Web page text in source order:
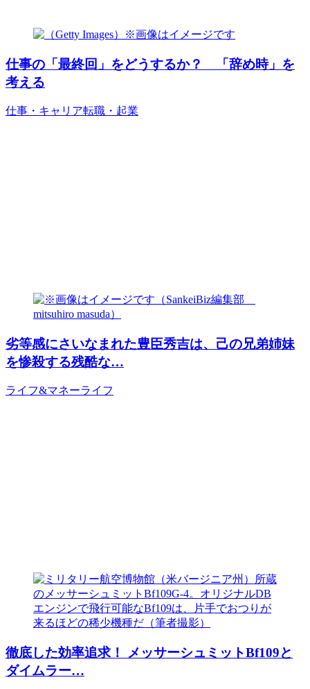
仕事の「最終回」をどうするか？ 「辞め時」を
考える
仕事・キャリア転職・起業
劣等感にさいなまれた豊臣秀吉は、己の兄弟姉妹
を惨殺する残酷な…
ライフ&マネーライフ
徹底した効率追求！ メッサーシュミットBf109と
ダイムラー…